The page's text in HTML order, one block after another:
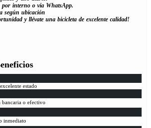
interno o vía WhatsApp.
según ubicación
y llévate una bicicleta de excelente calidad!
estado
bancaria o efectivo
inmediato